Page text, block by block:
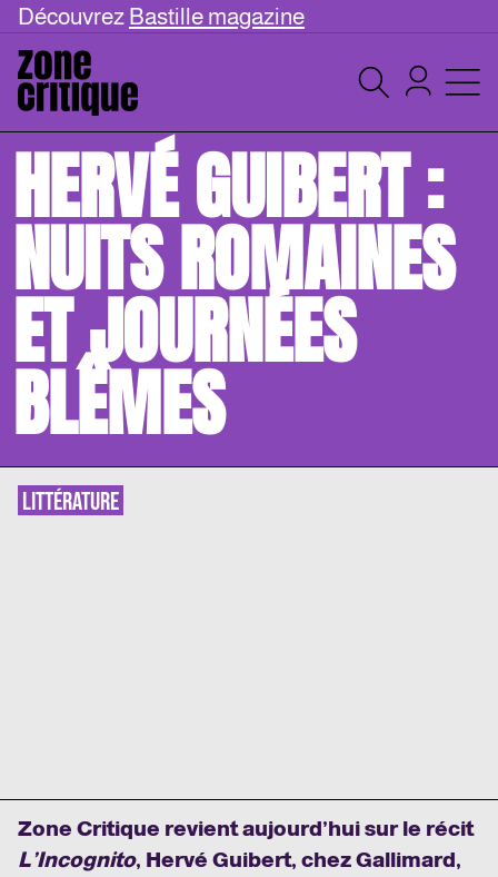
Découvrez Bastille magazine
HERVÉ GUIBERT :
NUITS ROMAINES
ET JOURNÉES
BLÊMES
LITTÉRATURE
Zone Critique revient aujourd’hui sur le récit
L’Incognito, Hervé Guibert, chez Gallimard,